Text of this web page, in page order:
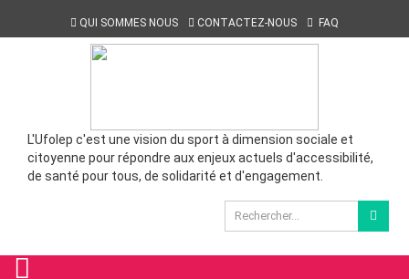
QUI SOMMES NOUS CONTACTEZ-NOUS FAQ
L'Ufolep c'est une vision du sport à dimension sociale et
citoyenne pour répondre aux enjeux actuels d'accessibilité,
de santé pour tous, de solidarité et d'engagement.